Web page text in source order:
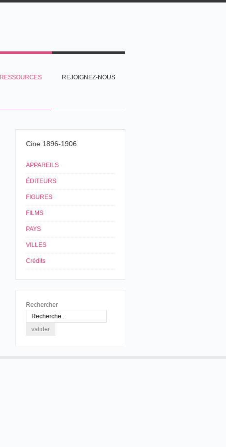
RESSOURCES REJOIGNEZ-NOUS
Cine 1896-1906
APPAREILS
ÉDITEURS
FIGURES
FILMS
PAYS
VILLES
Crédits
Rechercher